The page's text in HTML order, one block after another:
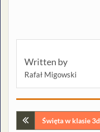
Written by
Rafał Migowski
Nawigacja
Święta w klasie 3d